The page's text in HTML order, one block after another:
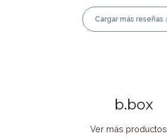
Cargar más reseñas
b.box
Ver más productos